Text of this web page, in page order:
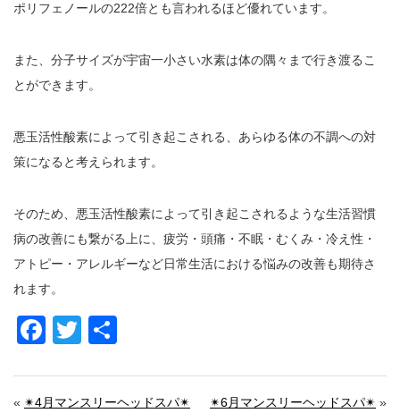
ポリフェノールの222倍とも言われるほど優れています。
また、分子サイズが宇宙一小さい水素は体の隅々まで行き渡るこ
とができます。
悪玉活性酸素によって引き起こされる、あらゆる体の不調への対
策になると考えられます。
そのため、悪玉活性酸素によって引き起こされるような生活習慣
病の改善にも繋がる上に、疲労・頭痛・不眠・むくみ・冷え性・
アトピー・アレルギーなど日常生活における悩みの改善も期待さ
れます。
Facebook
Twitter
« ✴︎4月マンスリーヘッドスパ✴︎ ✴︎6月マンスリーヘッドスパ✴︎ »